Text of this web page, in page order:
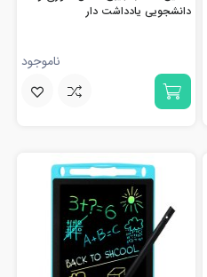
دانشجویی یادداشت دار
ناموجود